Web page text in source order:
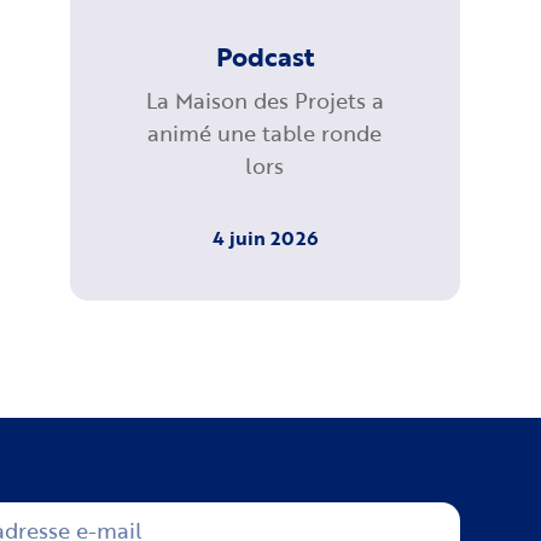
Podcast
La Maison des Projets a
animé une table ronde
lors
4 juin 2026